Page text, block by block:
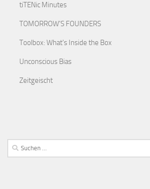
tiTENic Minutes
TOMORROW'S FOUNDERS
Toolbox: What's Inside the Box
Unconscious Bias
Zeitgeischt